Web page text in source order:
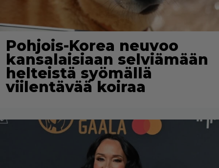
Pohjois-Korea neuvoo
kansalaisiaan selviämään
helteistä syömällä
viilentävää koiraa